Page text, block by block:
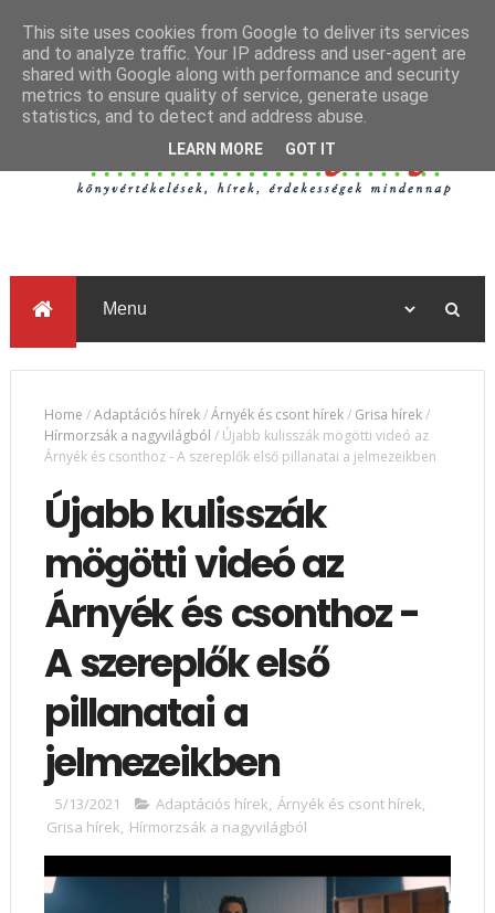
Home /Adaptációs hírek/Árnyék és csont hírek/ Grisa hírek/
Hírmorzsák a nagyvilágból / Újabb kulisszák mögötti videó az
Árnyék és csonthoz - A szereplők első pillanatai a jelmezeikben
Újabb kulisszák
mögötti videó az
Árnyék és csonthoz -
A szereplők első
pillanatai a
jelmezeikben
5/13/2021 Adaptációs hírek, Árnyék és csont hírek,
Grisa hírek, Hírmorzsák a nagyvilágból
This site uses cookies from Google to deliver its services
and to analyze traffic. Your IP address and user-agent are
shared with Google along with performance and security
metrics to ensure quality of service, generate usage
statistics, and to detect and address abuse.
LEARN MORE GOT IT